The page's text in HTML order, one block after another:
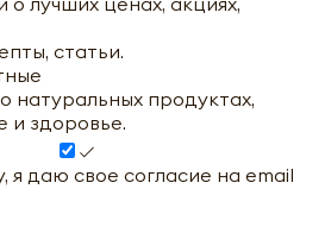
статьи.
натуральных продуктах,
и здоровье.
я даю свое согласие на email